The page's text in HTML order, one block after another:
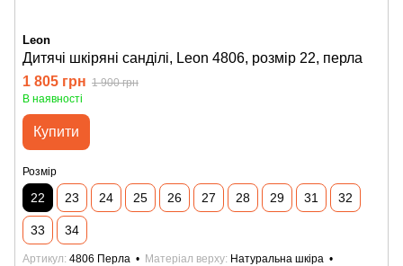
Leon
Дитячі шкіряні санділі, Leon 4806, розмір 22, перла
1 805 грн 1 900 грн
В наявності
Купити
Розмір
22 23 24 25 26 27 28 29 31 32
33 34
Артикул 4806 Перла Матеріал верху Натуральна шкіра